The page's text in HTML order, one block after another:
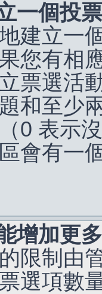
一個投
建立一
您有相
票選活
和至少
0 表示
會有一
增加更
限制由
選項數